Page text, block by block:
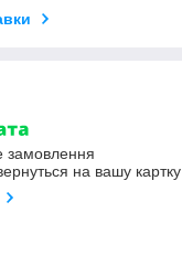
замовлення
на вашу картку